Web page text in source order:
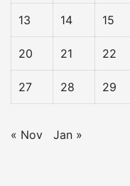
13 14 15
20 21 22
27 28 29
« Nov Jan »